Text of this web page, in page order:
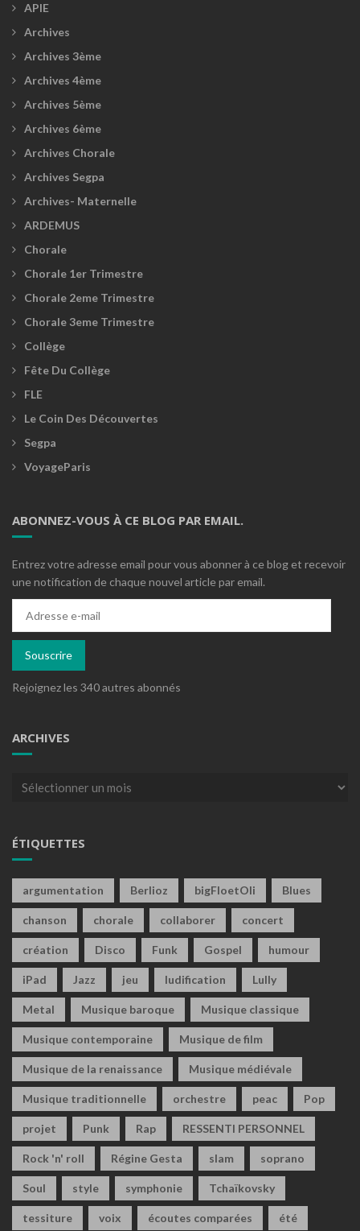
APIE
Archives
Archives 3ème
Archives 4ème
Archives 5ème
Archives 6ème
Archives Chorale
Archives Segpa
Archives- Maternelle
ARDEMUS
Chorale
Chorale 1er Trimestre
Chorale 2eme Trimestre
Chorale 3eme Trimestre
Collège
Fête Du Collège
FLE
Le Coin Des Découvertes
Segpa
VoyageParis
ABONNEZ-VOUS À CE BLOG PAR EMAIL.
Entrez votre adresse email pour vous abonner à ce blog et recevoir
une notification de chaque nouvel article par email.
mail
Souscrire
Rejoignez les 340 autres abonnés
ARCHIVES
Archives
ÉTIQUETTES
argumentation Berlioz bigFloetOli Blues
chanson chorale collaborer concert
création Disco Funk Gospel humour
iPad Jazz jeu ludification Lully
Metal Musique baroque Musique classique
Musique contemporaine Musique de film
Musique de la renaissance Musique médiévale
Musique traditionnelle orchestre peac Pop
projet Punk Rap RESSENTI PERSONNEL
Rock 'n' roll Régine Gesta slam soprano
Soul style symphonie Tchaïkovsky
tessiture voix écoutes comparées été